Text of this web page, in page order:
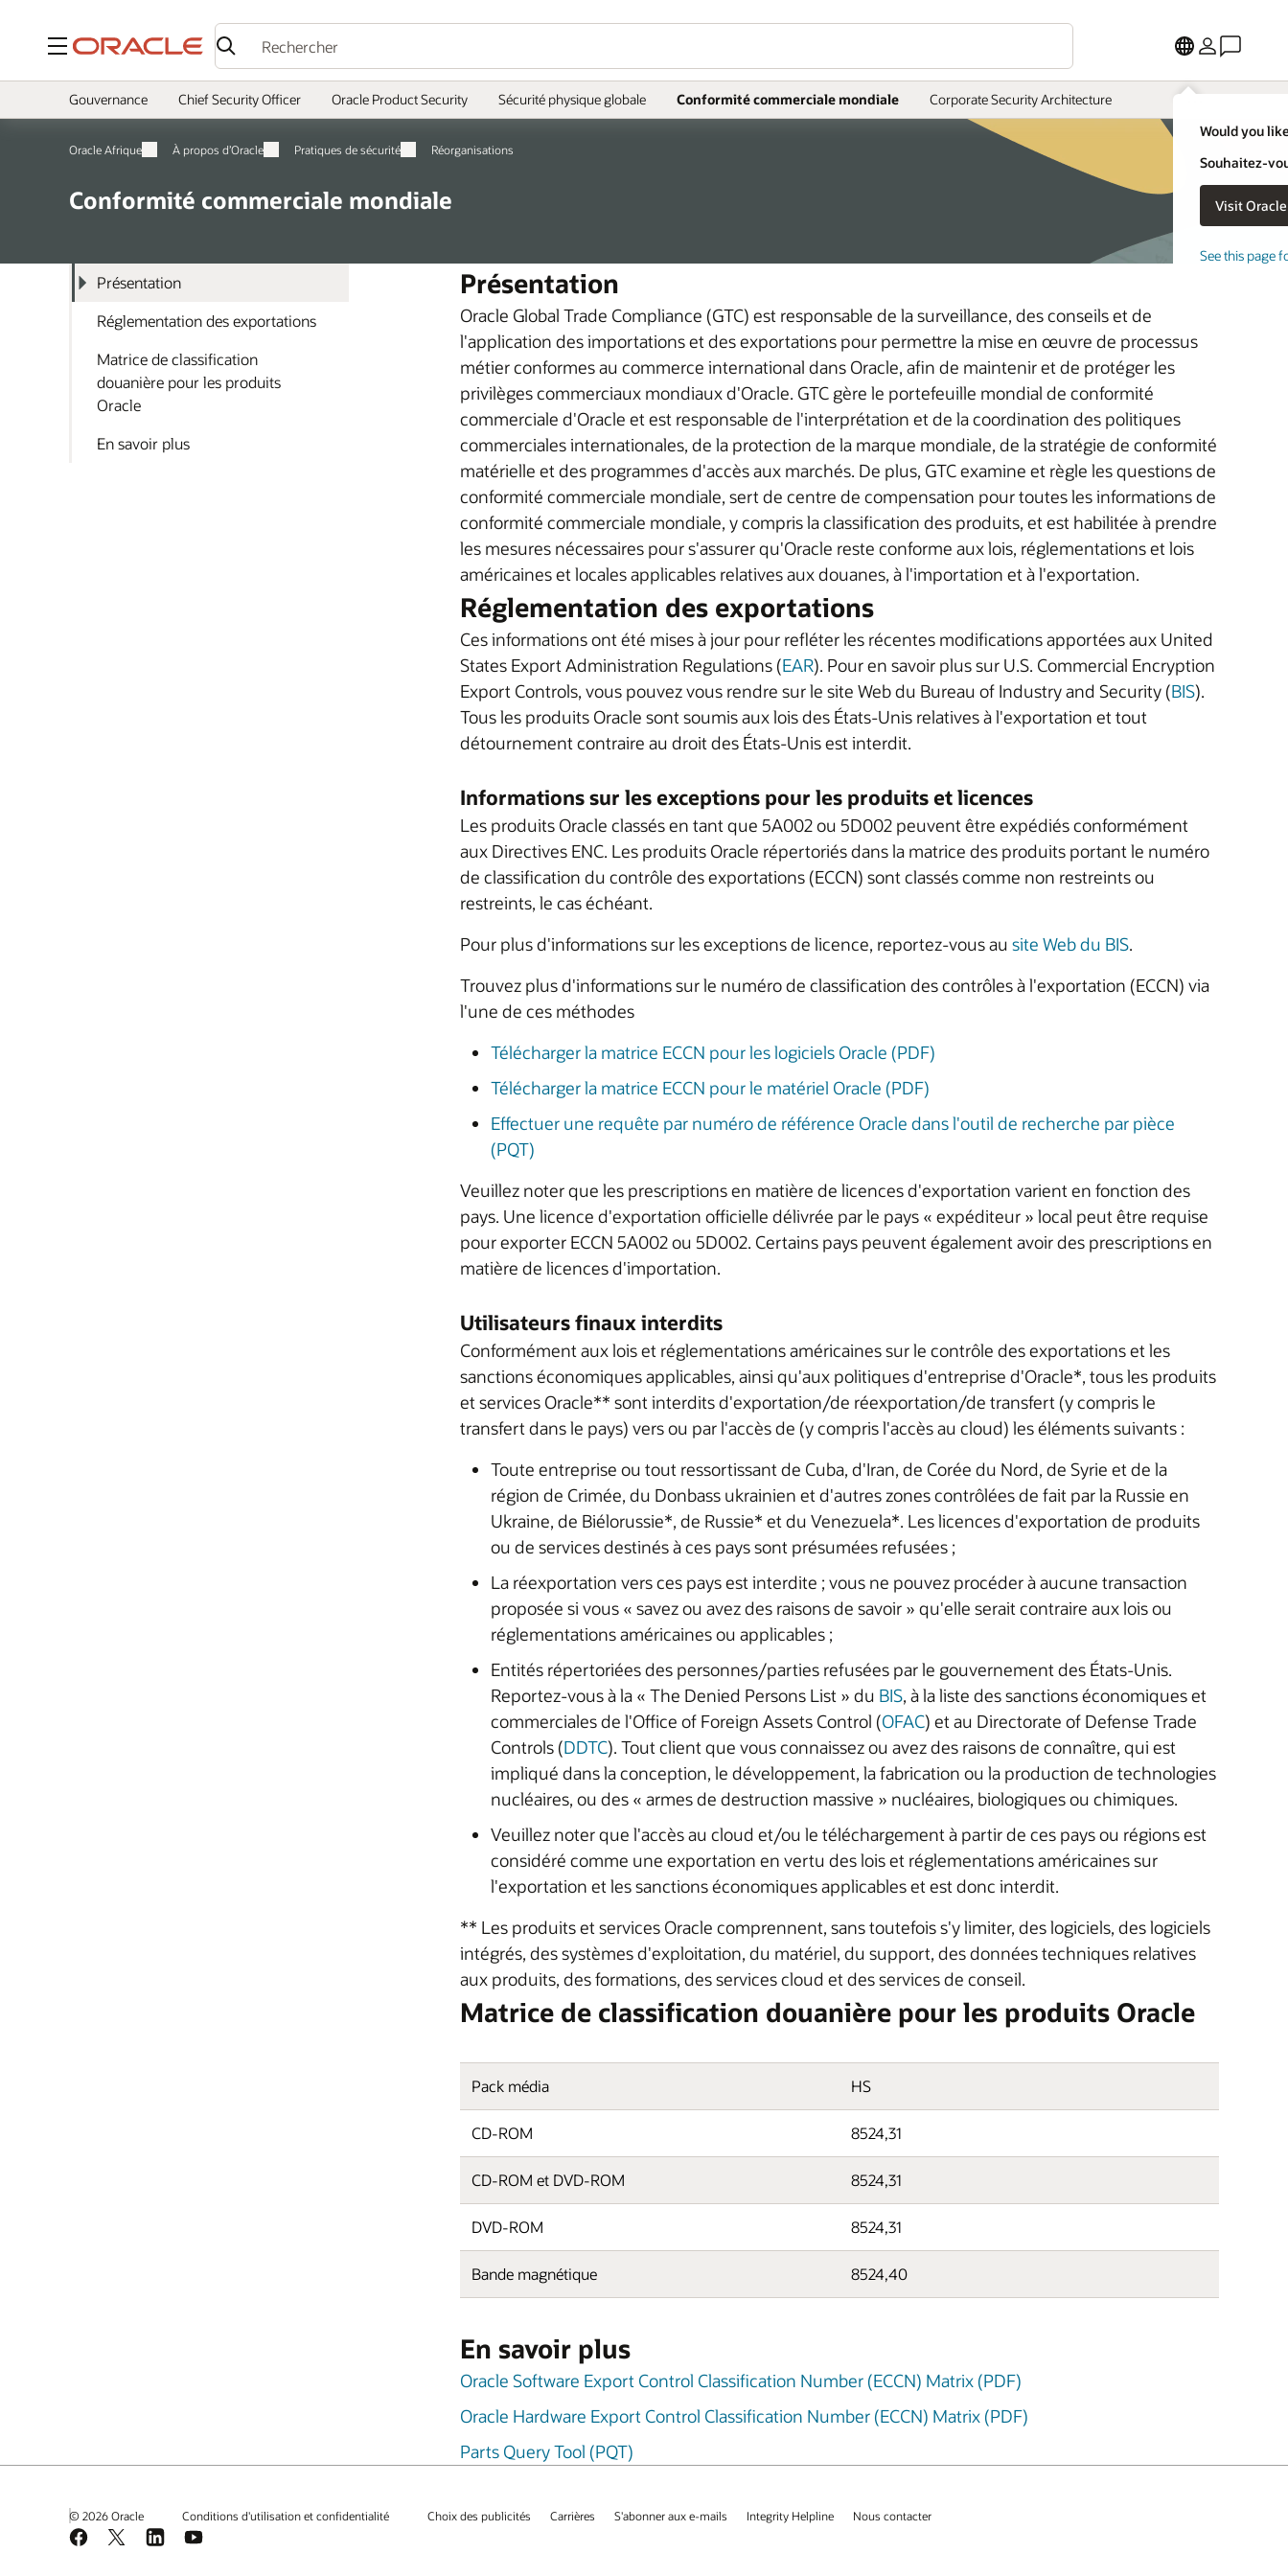
Menu
Would you
Souhaitez-
See this page
Gouvernance Chief Security Officer Oracle Product Security Sécurité physique globale Conformité commerciale mondiale Corporate Security Architecture More
Oracle Afrique À propos d’Oracle Pratiques de sécurité Réorganisations
Conformité commerciale mondiale
Présentation
Réglementation des exportations
Matrice de classification
douanière pour les produits
Oracle
En savoir plus
Présentation
Oracle Global Trade Compliance (GTC) est responsable de la surveillance, des conseils et de
l'application des importations et des exportations pour permettre la mise en œuvre de processus
métier conformes au commerce international dans Oracle, afin de maintenir et de protéger les
privilèges commerciaux mondiaux d'Oracle. GTC gère le portefeuille mondial de conformité
commerciale d'Oracle et est responsable de l'interprétation et de la coordination des politiques
commerciales internationales, de la protection de la marque mondiale, de la stratégie de conformité
matérielle et des programmes d'accès aux marchés. De plus, GTC examine et règle les questions de
conformité commerciale mondiale, sert de centre de compensation pour toutes les informations de
conformité commerciale mondiale, y compris la classification des produits, et est habilitée à prendre
les mesures nécessaires pour s'assurer qu'Oracle reste conforme aux lois, réglementations et lois
américaines et locales applicables relatives aux douanes, à l'importation et à l'exportation.
Réglementation des exportations
Ces informations ont été mises à jour pour refléter les récentes modifications apportées aux United
States Export Administration Regulations (EAR). Pour en savoir plus sur U.S. Commercial Encryption
Export Controls, vous pouvez vous rendre sur le site Web du Bureau of Industry and Security (BIS).
Tous les produits Oracle sont soumis aux lois des États-Unis relatives à l'exportation et tout
détournement contraire au droit des États-Unis est interdit.
Informations sur les exceptions pour les produits et licences
Les produits Oracle classés en tant que 5A002 ou 5D002 peuvent être expédiés conformément
aux Directives ENC. Les produits Oracle répertoriés dans la matrice des produits portant le numéro
de classification du contrôle des exportations (ECCN) sont classés comme non restreints ou
restreints, le cas échéant.
Pour plus d'informations sur les exceptions de licence, reportez-vous au site Web du BIS.
Trouvez plus d'informations sur le numéro de classification des contrôles à l'exportation (ECCN) via
l'une de ces méthodes
Télécharger la matrice ECCN pour les logiciels Oracle (PDF)
Télécharger la matrice ECCN pour le matériel Oracle (PDF)
Effectuer une requête par numéro de référence Oracle dans l'outil de recherche par pièce
(PQT)
Veuillez noter que les prescriptions en matière de licences d'exportation varient en fonction des
pays. Une licence d'exportation officielle délivrée par le pays « expéditeur » local peut être requise
pour exporter ECCN 5A002 ou 5D002. Certains pays peuvent également avoir des prescriptions en
matière de licences d'importation.
Utilisateurs finaux interdits
Conformément aux lois et réglementations américaines sur le contrôle des exportations et les
sanctions économiques applicables, ainsi qu'aux politiques d'entreprise d'Oracle*, tous les produits
et services Oracle** sont interdits d'exportation/de réexportation/de transfert (y compris le
transfert dans le pays) vers ou par l'accès de (y compris l'accès au cloud) les éléments suivants :
Toute entreprise ou tout ressortissant de Cuba, d'Iran, de Corée du Nord, de Syrie et de la
région de Crimée, du Donbass ukrainien et d'autres zones contrôlées de fait par la Russie en
Ukraine, de Biélorussie*, de Russie* et du Venezuela*. Les licences d'exportation de produits
ou de services destinés à ces pays sont présumées refusées ;
La réexportation vers ces pays est interdite ; vous ne pouvez procéder à aucune transaction
proposée si vous « savez ou avez des raisons de savoir » qu'elle serait contraire aux lois ou
réglementations américaines ou applicables ;
Entités répertoriées des personnes/parties refusées par le gouvernement des États-Unis.
Reportez-vous à la « The Denied Persons List » du BIS, à la liste des sanctions économiques et
commerciales de l'Office of Foreign Assets Control (OFAC) et au Directorate of Defense Trade
Controls (DDTC). Tout client que vous connaissez ou avez des raisons de connaître, qui est
impliqué dans la conception, le développement, la fabrication ou la production de technologies
nucléaires, ou des « armes de destruction massive » nucléaires, biologiques ou chimiques.
Veuillez noter que l'accès au cloud et/ou le téléchargement à partir de ces pays ou régions est
considéré comme une exportation en vertu des lois et réglementations américaines sur
l'exportation et les sanctions économiques applicables et est donc interdit.
** Les produits et services Oracle comprennent, sans toutefois s'y limiter, des logiciels, des logiciels
intégrés, des systèmes d'exploitation, du matériel, du support, des données techniques relatives
aux produits, des formations, des services cloud et des services de conseil.
Matrice de classification douanière pour les produits Oracle
Pack média HS
CD-ROM 8524,31
CD-ROM et DVD-ROM 8524,31
DVD-ROM 8524,31
Bande magnétique 8524,40
En savoir plus
Oracle Software Export Control Classification Number (ECCN) Matrix (PDF)
Oracle Hardware Export Control Classification Number (ECCN) Matrix (PDF)
Parts Query Tool (PQT)
© 2026 Oracle Conditions d'utilisation et confidentialité Choix des publicités Carrières S'abonner aux e-mails Integrity Helpline Nous contacter
Facebook
X LinkedInYouTube